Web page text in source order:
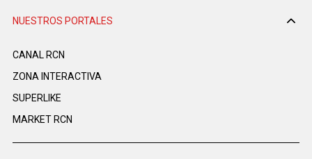
NUESTROS PORTALES
CANAL RCN
ZONA INTERACTIVA
SUPERLIKE
MARKET RCN